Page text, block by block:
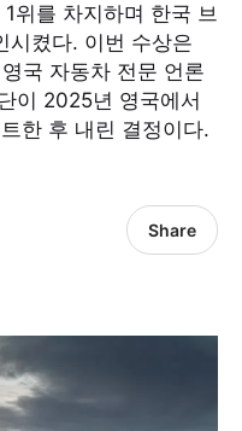
위를 차지하며 한국 브
시켰다. 이번 수상은
국 자동차 전문 언론
이 2025년 영국에서
한 후 내린 결정이다.
Share